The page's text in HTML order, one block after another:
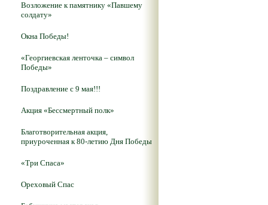
Возложение к памятнику «Павшему
солдату»
Окна Победы!
«Георгиевская ленточка – символ
Победы»
Поздравление с 9 мая!!!
Акция «Бессмертный полк»
Благотворительная акция,
приуроченная к 80-летию Дня Победы
«Три Спаса»
Ореховый Спас